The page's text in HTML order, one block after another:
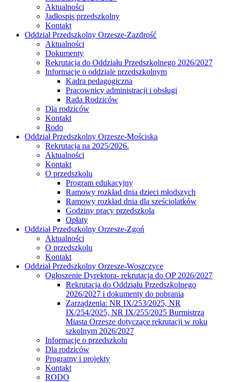
Aktualności
Jadłospis przedszkolny
Kontakt
Oddział Przedszkolny Orzesze-Zazdrość
Aktualności
Dokumenty
Rekrutacja do Oddziału Przedszkolnego 2026/2027
Informacje o oddziale przedszkolnym
Kadra pedagogiczna
Pracownicy administracji i obsługi
Rada Rodziców
Dla rodziców
Kontakt
Rodo
Oddział Przedszkolny Orzesze-Mościska
Rekrutacja na 2025/2026.
Aktualności
Kontakt
O przedszkolu
Program edukacyjny
Ramowy rozkład dnia dzieci młodszych
Ramowy rozkład dnia dla sześciolatków
Godziny pracy przedszkola
Opłaty
Oddział Przedszkolny Orzesze-Zgoń
Aktualności
O przedszkolu
Kontakt
Oddział Przedszkolny Orzesze-Woszczyce
Ogłoszenie Dyrektora- rekrutacja do OP 2026/2027
Rekrutacja do Oddziału Przedszkolnego
2026/2027 i dokumenty do pobrania
Zarządzenia: NR IX/253/2025, NR
IX/254/2025, NR IX/255/2025 Burmistrza
Miasta Orzesze dotyczące rekrutacji w roku
szkolnym 2026/2027
Informacje o przedszkolu
Dla rodziców
Programy i projekty
Kontakt
RODO